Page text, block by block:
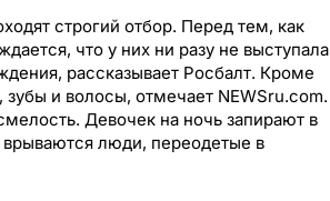
строгий отбор. Перед тем, как
что у них ни разу не выступала
рассказывает Росбалт. Кроме
и волосы, отмечает NEWSru.com.
Девочек на ночь запирают в
люди, переодетые в